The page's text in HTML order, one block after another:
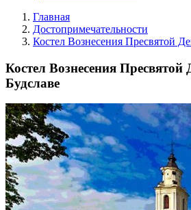
Главная
Достопримечательности
Костел Вознесения Пресвятой
Костел Вознесения
Будславе